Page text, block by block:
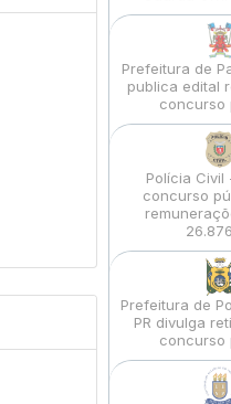
Prefeitura de
publica edital
concurso
Polícia Civil
concurso
Prefeitura de
PR divulga
concurso